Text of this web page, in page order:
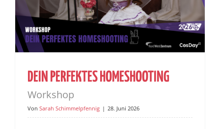
DEIN PERFEKTES HOMESHOOTING
Workshop
Von Sarah Schimmelpfennig | 28. Juni 2026